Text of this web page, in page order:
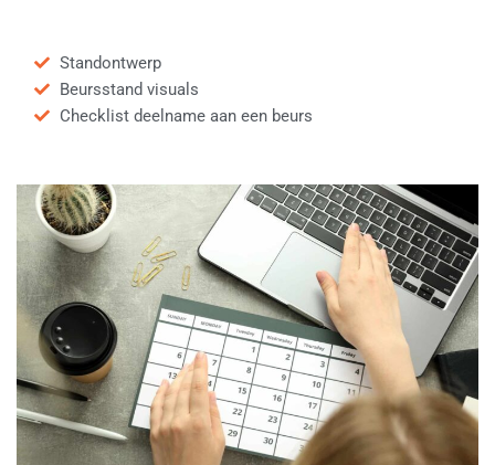
Standontwerp
Beursstand visuals
Checklist deelname aan een beurs